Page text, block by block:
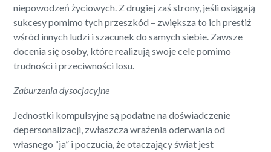
niepowodzeń życiowych. Z drugiej zaś strony, jeśli osiągają
sukcesy pomimo tych przeszkód – zwiększa to ich prestiż
wśród innych ludzi i szacunek do samych siebie. Zawsze
docenia się osoby, które realizują swoje cele pomimo
trudności i przeciwności losu.
Zaburzenia dysocjacyjne
Jednostki kompulsyjne są podatne na doświadczenie
depersonalizacji, zwłaszcza wrażenia oderwania od
własnego “ja” i poczucia, że otaczający świat jest